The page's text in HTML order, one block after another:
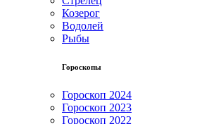
Козерог
Водолей
Рыбы
Гороскопы
Гороскоп 2024
Гороскоп 2023
Гороскоп 2022